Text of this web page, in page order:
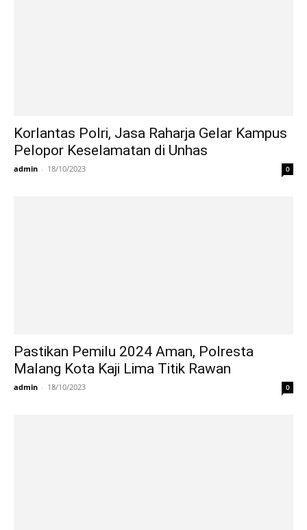
Korlantas Polri, Jasa Raharja Gelar Kampus
Pelopor Keselamatan di Unhas
admin - 18/10/2023 0
Pastikan Pemilu 2024 Aman, Polresta
Malang Kota Kaji Lima Titik Rawan
admin - 18/10/2023 0